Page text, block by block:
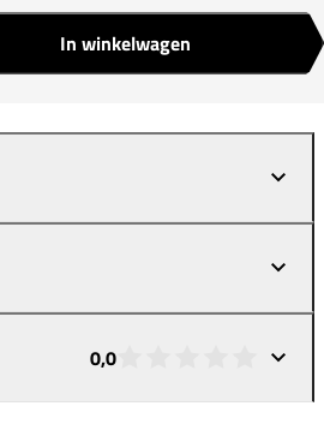
In winkelwagen
0,0